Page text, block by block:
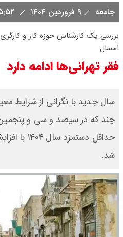
جامعه ۹ فروردین ۱۴۰۴
بررسی یک کارشناس حوزه کار و
امسال
فقر تهرانی‌ها ادامه دارد
سال جدید با نگرانی از شرایط
چند که در سیصد و سی و
شد.